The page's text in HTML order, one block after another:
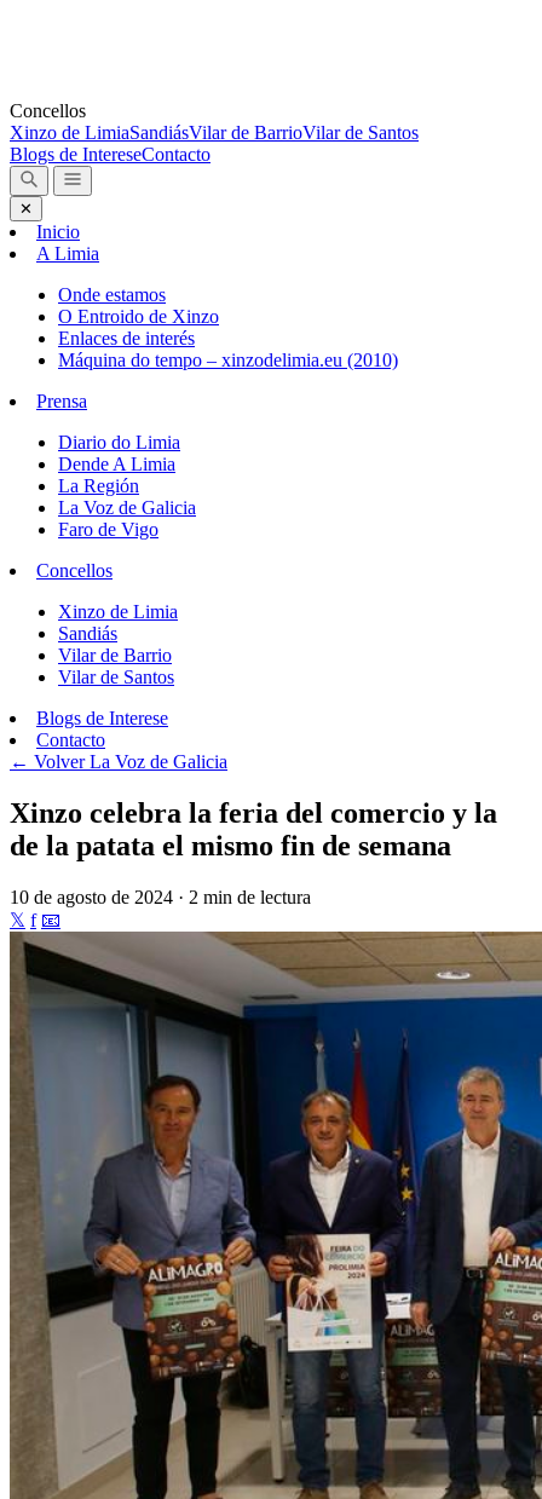
Concellos
Xinzo de LimiaSandiásVilar de BarrioVilar de Santos
Blogs de IntereseContacto
✕
Inicio
A Limia
Onde estamos
O Entroido de Xinzo
Enlaces de interés
Máquina do tempo – xinzodelimia.eu (2010)
Prensa
Diario do Limia
Dende A Limia
La Región
La Voz de Galicia
Faro de Vigo
Concellos
Xinzo de Limia
Sandiás
Vilar de Barrio
Vilar de Santos
Blogs de Interese
Contacto
← VolverLa Voz de Galicia
Xinzo celebra la feria del comercio y la
de la patata el mismo fin de semana
10 de agosto de 2024 · 2 min de lectura
𝕏 f 📧